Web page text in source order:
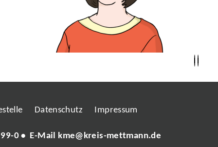
Datenschutz Impressum
0• E-Mail kme@kreis-mettmann.de